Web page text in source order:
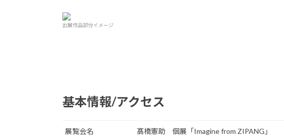
出展作品部分イメージ
基本情報/アクセス
展覧会名 髙橋憲助 個展「Imagine from ZIPANG」